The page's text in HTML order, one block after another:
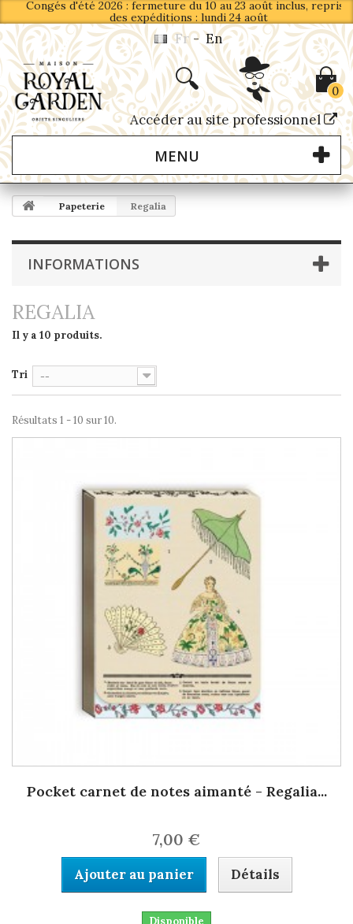
Congés d'été 2026 : fermeture du 10 au 23 août inclus, reprise
des expéditions : lundi 24 août
Fr - En
0
MENU
Accéder au site professionnel
Papeterie Regalia
INFORMATIONS
REGALIA
Il y a 10 produits.
Tri --
Résultats 1 - 10 sur 10.
Pocket carnet de notes aimanté - Regalia...
7,00 €
Ajouter au panier Détails
Disponible